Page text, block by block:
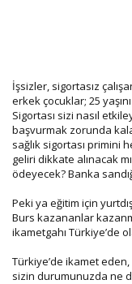
İşsizler, sigortasız
erkek çocuklar; 25
Sigortası sizi nasıl
başvurmak zorunda
sağlık sigortası primini
geliri dikkate alınacak
ödeyecek? Banka
Peki ya eğitim için
Burs kazananlar
ikametgahı Türkiye’de
Türkiye’de ikamet
sizin durumunuzda ne